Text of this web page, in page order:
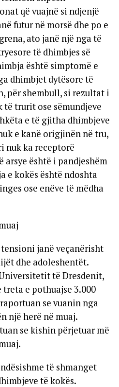
që vuajnë si ndjenjë
futur në morsë dhe po e
ato janë një nga të
të dhimbjes së
është simptomë e
dhimbjet dytësore të
për shembull, si rezultat i
trurit ose sëmundjeve
e të gjitha dhimbjeve
e kanë origjinën në tru,
nuk ka receptorë
arsye është i pandjeshëm
e kokës është ndoshta
ose enëve të mëdha
janë veçanërisht
dhe adoleshentët.
të Dresdenit,
treta e pothuajse 3.000
se vuanin nga
një herë në muaj.
se kishin përjetuar më
të shmanget
të kokës.